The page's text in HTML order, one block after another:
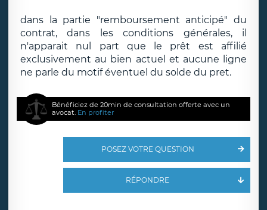
dans la partie "remboursement anticipé" du
contrat, dans les conditions générales, il
n'apparait nul part que le prêt est affilié
exclusivement au bien actuel et aucune ligne
ne parle du motif éventuel du solde du pret.
Bénéficiez de 20min de consultation offerte avec un
avocat. En profiter
POSEZ VOTRE QUESTION
RÉPONDRE